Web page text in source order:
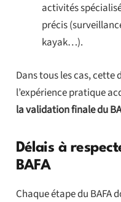
activités
précis
kayak…).
Dans tous les cas,
l’expérience pratique
la validation finale du
Délais à
BAFA
Chaque étape du BAFA